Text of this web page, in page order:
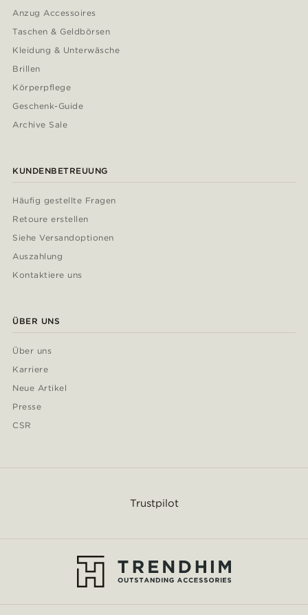
Anzug Accessoires
Taschen & Geldbörsen
Kleidung & Unterwäsche
Brillen
Körperpflege
Geschenk-Guide
Archive Sale
KUNDENBETREUUNG
Häufig gestellte Fragen
Retoure erstellen
Siehe Versandoptionen
Auszahlung
Kontaktiere uns
ÜBER UNS
Über uns
Karriere
Neue Artikel
Presse
CSR
Trustpilot